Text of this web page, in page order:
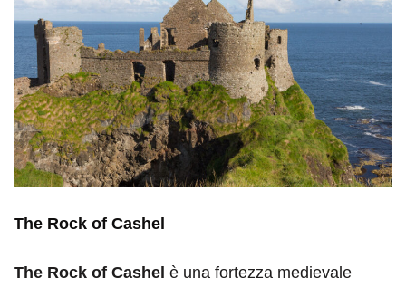
The Rock of Cashel
The Rock of Cashel è una fortezza medievale